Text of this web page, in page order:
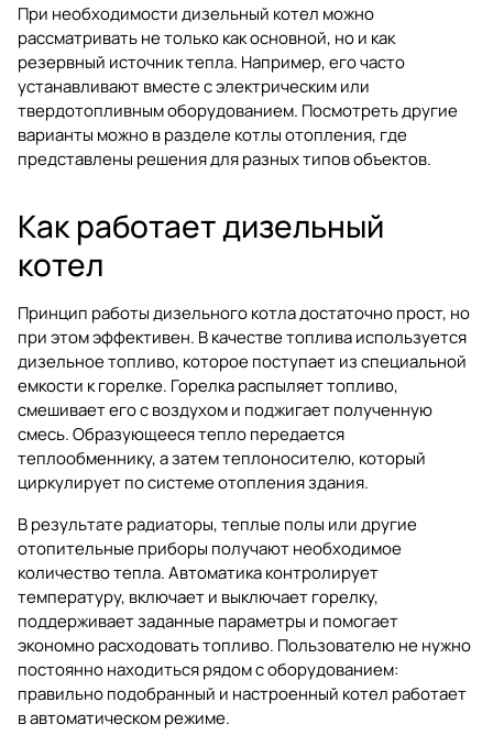
При необходимости дизельный котел можно
рассматривать не только как основной, но и как
резервный источник тепла. Например, его часто
устанавливают вместе с электрическим или
твердотопливным оборудованием. Посмотреть другие
варианты можно в разделекотлы отопления, где
представлены решения для разных типов объектов.
Как работает дизельный
котел
Принцип работы дизельного котла достаточно прост, но
при этом эффективен. В качестве топлива используется
дизельное топливо, которое поступает из специальной
емкости к горелке. Горелка распыляет топливо,
смешивает его с воздухом и поджигает полученную
смесь. Образующееся тепло передается
теплообменнику, а затем теплоносителю, который
циркулирует по системе отопления здания.
В результате радиаторы, теплые полы или другие
отопительные приборы получают необходимое
количество тепла. Автоматика контролирует
температуру, включает и выключает горелку,
поддерживает заданные параметры и помогает
экономно расходовать топливо. Пользователю не нужно
постоянно находиться рядом с оборудованием:
правильно подобранный и настроенный котел работает
в автоматическом режиме.